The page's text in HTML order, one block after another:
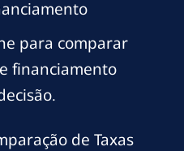
para comparar
financiamento
de Taxas